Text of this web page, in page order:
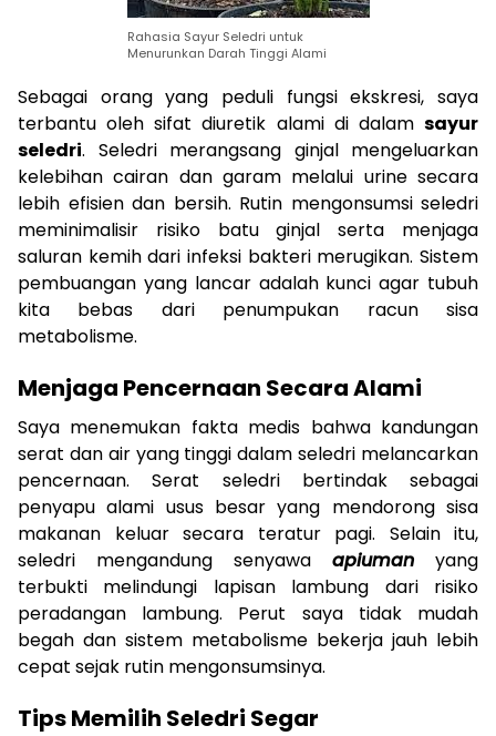
Rahasia Sayur Seledri untuk
Menurunkan Darah Tinggi Alami
Sebagai orang yang peduli fungsi ekskresi, saya
terbantu oleh sifat diuretik alami di dalam sayur
seledri. Seledri merangsang ginjal mengeluarkan
kelebihan cairan dan garam melalui urine secara
lebih efisien dan bersih. Rutin mengonsumsi seledri
meminimalisir risiko batu ginjal serta menjaga
saluran kemih dari infeksi bakteri merugikan. Sistem
pembuangan yang lancar adalah kunci agar tubuh
kita bebas dari penumpukan racun sisa
metabolisme.
Menjaga Pencernaan Secara Alami
Saya menemukan fakta medis bahwa kandungan
serat dan air yang tinggi dalam seledri melancarkan
pencernaan. Serat seledri bertindak sebagai
penyapu alami usus besar yang mendorong sisa
makanan keluar secara teratur pagi. Selain itu,
seledri mengandung senyawa apiuman yang
terbukti melindungi lapisan lambung dari risiko
peradangan lambung. Perut saya tidak mudah
begah dan sistem metabolisme bekerja jauh lebih
cepat sejak rutin mengonsumsinya.
Tips Memilih Seledri Segar